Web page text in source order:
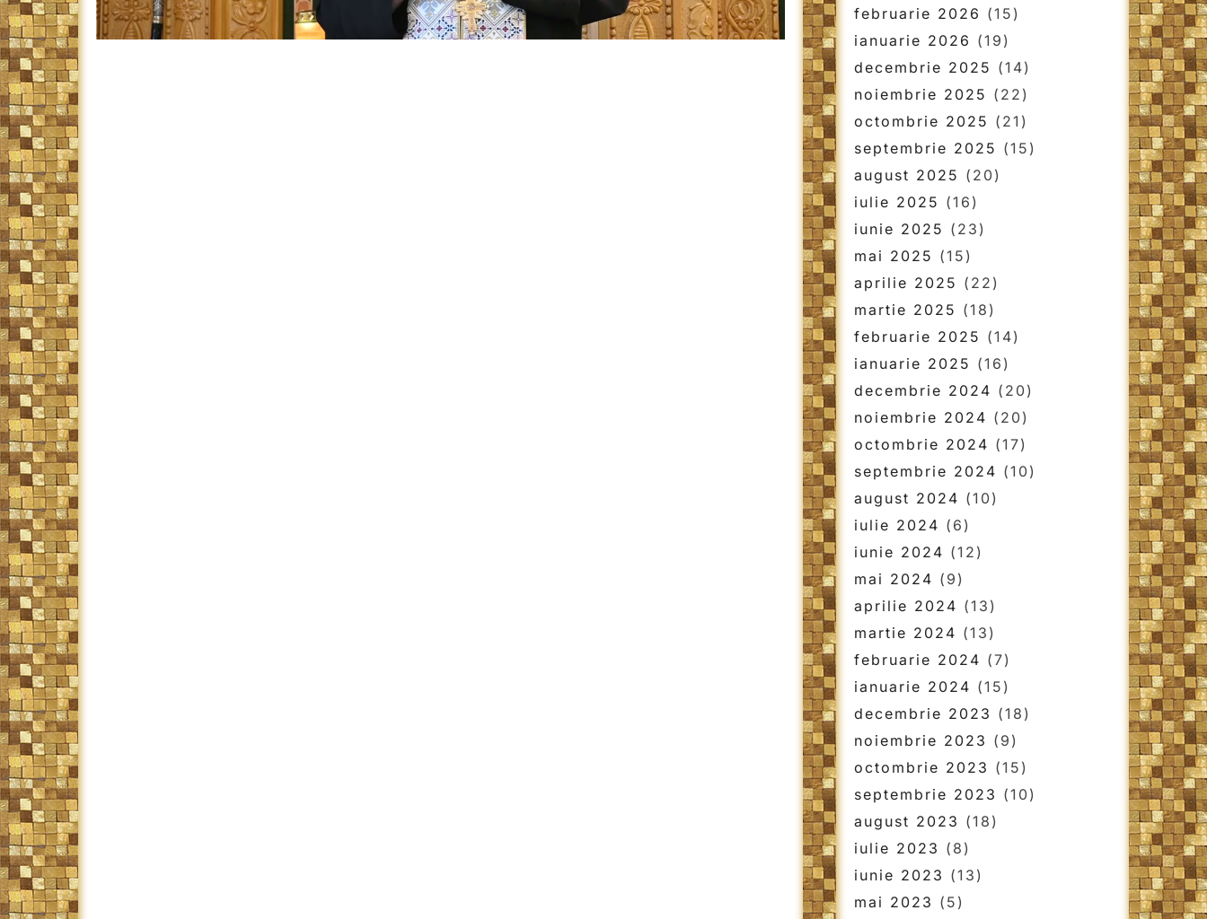
februarie 2026 (15)
ianuarie 2026 (19)
decembrie 2025 (14)
noiembrie 2025 (22)
octombrie 2025 (21)
septembrie 2025 (15)
august 2025 (20)
iulie 2025 (16)
iunie 2025 (23)
mai 2025 (15)
aprilie 2025 (22)
martie 2025 (18)
februarie 2025 (14)
ianuarie 2025 (16)
decembrie 2024 (20)
noiembrie 2024 (20)
octombrie 2024 (17)
septembrie 2024 (10)
august 2024 (10)
iulie 2024 (6)
iunie 2024 (12)
mai 2024 (9)
aprilie 2024 (13)
martie 2024 (13)
februarie 2024 (7)
ianuarie 2024 (15)
decembrie 2023 (18)
noiembrie 2023 (9)
octombrie 2023 (15)
septembrie 2023 (10)
august 2023 (18)
iulie 2023 (8)
iunie 2023 (13)
mai 2023 (5)